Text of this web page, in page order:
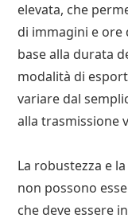
elevata, che
di immagini e ore
base alla durata
modalità di
variare dal
alla trasmissione
La robustezza e
non possono
che deve essere